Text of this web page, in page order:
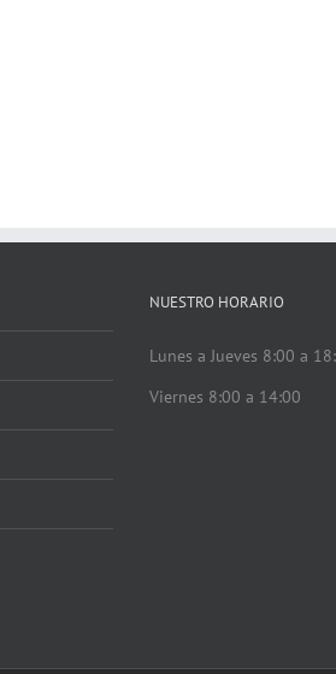
NUESTRO HORARIO
Lunes a Jueves 8:00 a
Viernes 8:00 a 14:00